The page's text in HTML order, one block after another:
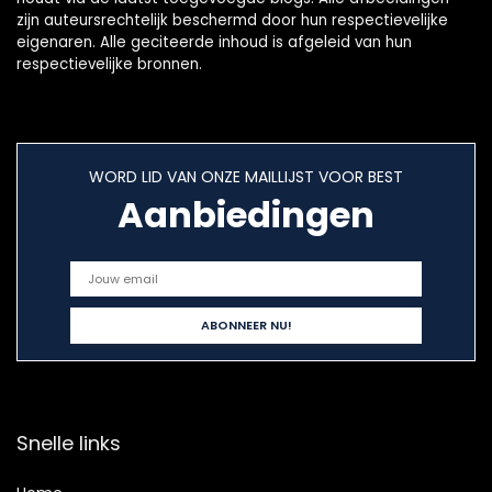
zijn auteursrechtelijk beschermd door hun respectievelijke
eigenaren. Alle geciteerde inhoud is afgeleid van hun
respectievelijke bronnen.
WORD LID VAN ONZE MAILLIJST VOOR BEST
Aanbiedingen
Snelle links